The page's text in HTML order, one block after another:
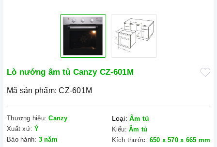
Lò nướng âm tủ Canzy CZ-601M
Mã sản phẩm: CZ-601M
Thương hiệu: Canzy
Xuất xứ: Ý
Bảo hành: 3 năm
Loại: Âm tủ
Kiểu: Âm tủ
Kích thước: 650 x 570 x 665 mm